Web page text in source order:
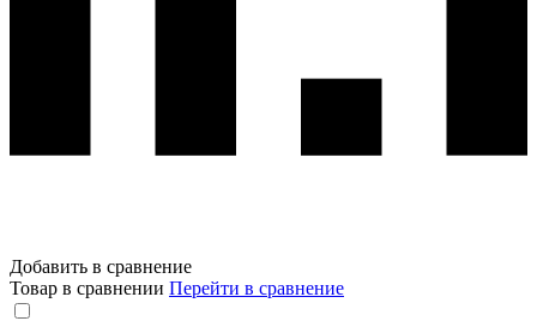
Добавить в сравнение
Товар в сравнении Перейти в сравнение